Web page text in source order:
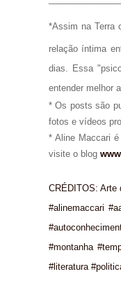
*Assim na Terra
relação íntima
dias. Essa
entender melhor
* Os posts são
fotos e vídeos
* Aline Maccari
visite o blog
CRÉDITOS: Arte
#alinemaccari
#montanha
#literatura